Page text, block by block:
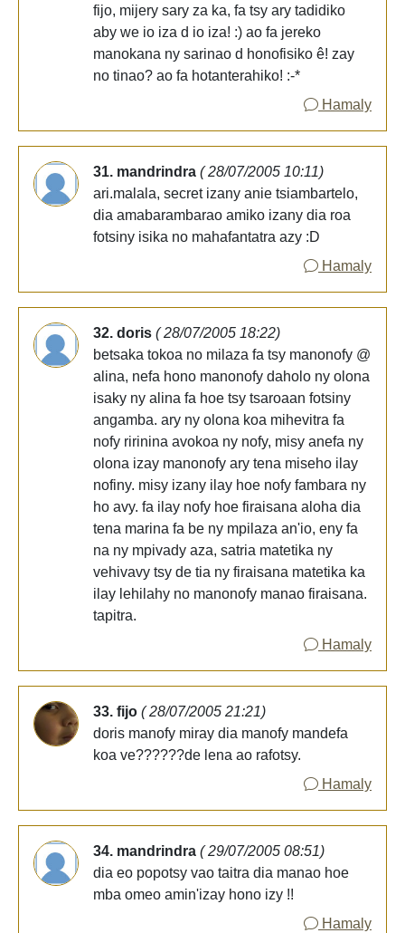
fijo, mijery sary za ka, fa tsy ary tadidiko
aby we io iza d io iza! :) ao fa jereko
manokana ny sarinao d honofisiko ê! zay
no tinao? ao fa hotanterahiko! :-*
Hamaly
31. mandrindra ( 28/07/2005 10:11)
ari.malala, secret izany anie tsiambartelo,
dia amabarambarao amiko izany dia roa
fotsiny isika no mahafantatra azy :D
Hamaly
32. doris ( 28/07/2005 18:22)
betsaka tokoa no milaza fa tsy manonofy @
alina, nefa hono manonofy daholo ny olona
isaky ny alina fa hoe tsy tsaroaan fotsiny
angamba. ary ny olona koa mihevitra fa
nofy ririnina avokoa ny nofy, misy anefa ny
olona izay manonofy ary tena miseho ilay
nofiny. misy izany ilay hoe nofy fambara ny
ho avy. fa ilay nofy hoe firaisana aloha dia
tena marina fa be ny mpilaza an'io, eny fa
na ny mpivady aza, satria matetika ny
vehivavy tsy de tia ny firaisana matetika ka
ilay lehilahy no manonofy manao firaisana.
tapitra.
Hamaly
33. fijo ( 28/07/2005 21:21)
doris manofy miray dia manofy mandefa
koa ve??????de lena ao rafotsy.
Hamaly
34. mandrindra ( 29/07/2005 08:51)
dia eo popotsy vao taitra dia manao hoe
mba omeo amin'izay hono izy !!
Hamaly